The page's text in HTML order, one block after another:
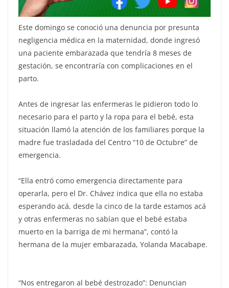
Este domingo se conoció una denuncia por presunta
negligencia médica en la maternidad, donde ingresó
una paciente embarazada que tendría 8 meses de
gestación, se encontraría con complicaciones en el
parto.
Antes de ingresar las enfermeras le pidieron todo lo
necesario para el parto y la ropa para el bebé, esta
situación llamó la atención de los familiares porque la
madre fue trasladada del Centro “10 de Octubre” de
emergencia.
“Ella entró como emergencia directamente para
operarla, pero el Dr. Chávez indica que ella no estaba
esperando acá, desde la cinco de la tarde estamos acá
y otras enfermeras no sabían que el bebé estaba
muerto en la barriga de mi hermana”, contó la
hermana de la mujer embarazada, Yolanda Macabape.
“Nos entregaron al bebé destrozado”: Denuncian